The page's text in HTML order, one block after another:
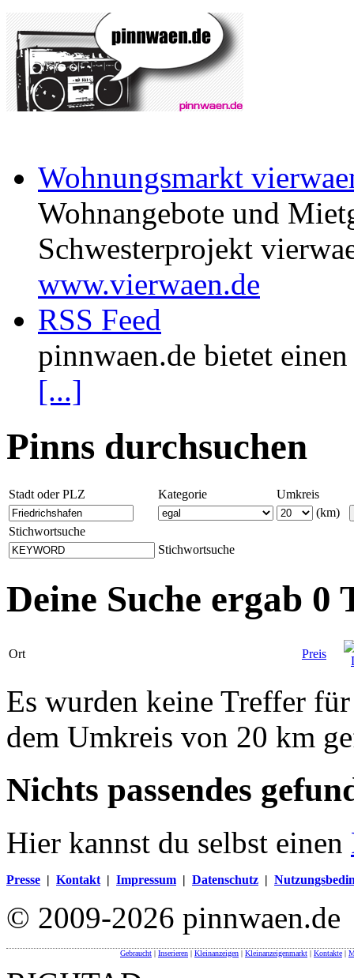
Wohnungsmarkt
Wohnangebote und
Schwesterprojekt
www.vierwaen.de
RSS Feed
pinnwaen.de bietet
[...]
Pinns durchsuchen
Stadt oder PLZ Kategorie
Umkreis
(km)
Stichwortsuche
Stichwortsuche
Deine Suche ergab 0
Ort Preis
Es wurden keine Treffer
dem Umkreis von 20 km
Nichts passendes
Hier kannst du selbst einen
Presse | Kontakt | Impressum | Datenschutz |
© 2009-2026 pinnwaen.de
Gebraucht | Inserieren | Kleinanzeigen | Kleinanzeigenmarkt | Kontakte |